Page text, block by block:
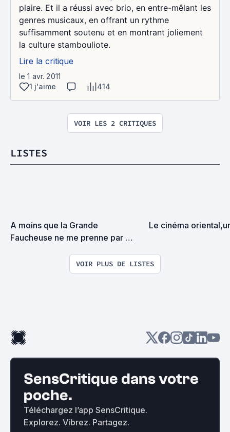
plaire. Et il a réussi avec brio, en entre-mêlant les
genres musicaux, en offrant un rythme
suffisamment soutenu et en montrant joliement
la culture stambouliote.
Lire la critique
le 1 avr. 2011
1 j'aime
414
VOIR LES 2 CRITIQUES
LISTES
A moins que la Grande
Faucheuse ne me prenne par
Le cinéma
VOIR PLUS DE LISTES
SensCritique dans votre
poche.
Téléchargez l’app SensCritique.
Explorez. Vibrez. Partagez.